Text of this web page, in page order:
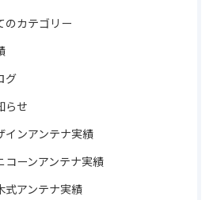
のカテゴリー
グ
らせ
インアンテナ実績
コーンアンテナ実績
式アンテナ実績